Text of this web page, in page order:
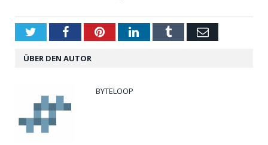
TwitterFacebookPinterestLinkedInTumblrEmail
ÜBER DEN AUTOR
BYTELOOP